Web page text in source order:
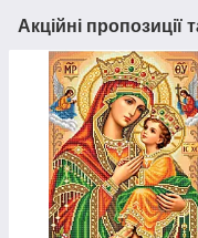
Акційні пропозиції